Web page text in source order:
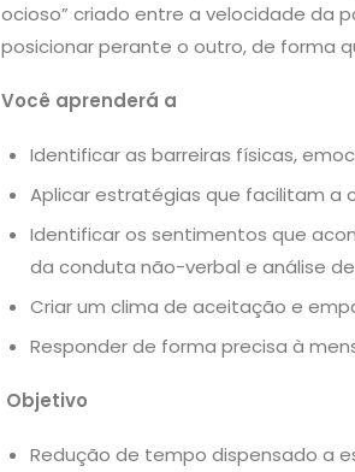
ocioso” criado entre a velocidade da
posicionar perante o outro, de forma
Você aprenderá a
Identificar as barreiras físicas,
Aplicar estratégias que facilitam a
Identificar os sentimentos que
da conduta não-verbal e análise
Criar um clima de aceitação e
Responder de forma precisa à
Objetivo
Redução de tempo dispensado a